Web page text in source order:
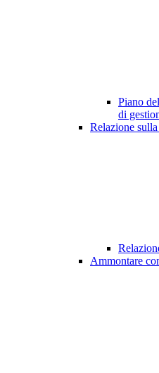
Piano
di
Relazione
Ammontare